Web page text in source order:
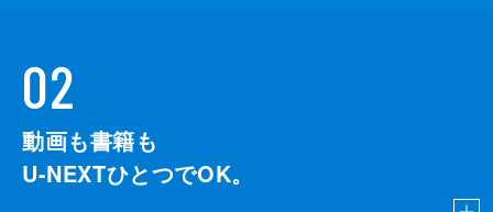
02
動画も書籍も
U-NEXTひとつでOK。